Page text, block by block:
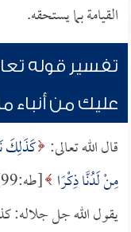
القيامة بما يستحقه.
تفسير قوله
عليك من أنباء
قال الله تعالى: كَذَلِكَ
مِنْ لَدُنَّا ذِكْرًا [طه:99] .
يقول الله جل